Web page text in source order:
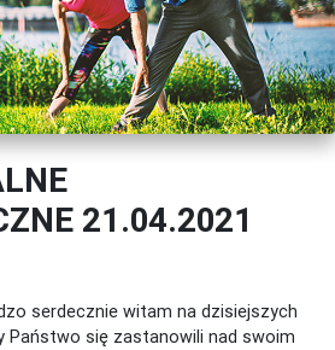
21.04.2021
serdecznie witam na dzisiejszych
Państwo się zastanowili nad swoim